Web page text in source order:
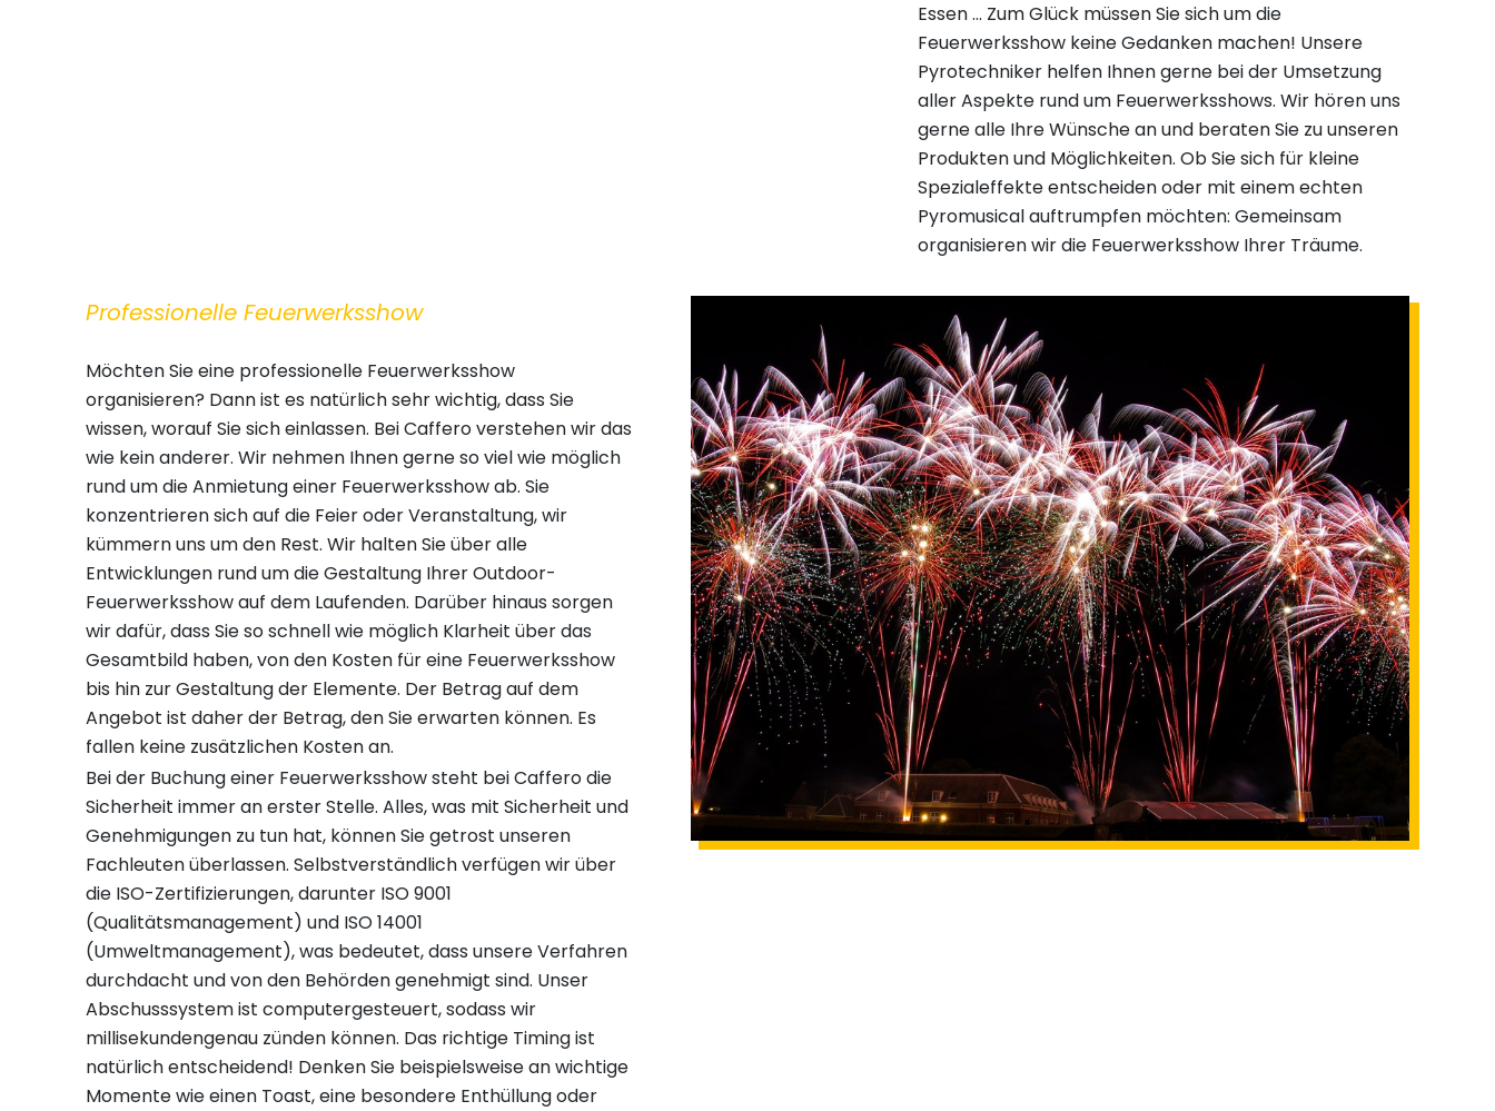
Essen ... Zum Glück müssen Sie sich um die
Feuerwerksshow keine Gedanken machen! Unsere
Pyrotechniker helfen Ihnen gerne bei der Umsetzung
aller Aspekte rund um Feuerwerksshows. Wir hören uns
gerne alle Ihre Wünsche an und beraten Sie zu unseren
Produkten und Möglichkeiten. Ob Sie sich für kleine
Spezialeffekte entscheiden oder mit einem echten
Pyromusical auftrumpfen möchten: Gemeinsam
organisieren wir die Feuerwerksshow Ihrer Träume.
Professionelle Feuerwerksshow
Möchten Sie eine professionelle Feuerwerksshow
organisieren? Dann ist es natürlich sehr wichtig, dass Sie
wissen, worauf Sie sich einlassen. Bei Caffero verstehen wir das
wie kein anderer. Wir nehmen Ihnen gerne so viel wie möglich
rund um die Anmietung einer Feuerwerksshow ab. Sie
konzentrieren sich auf die Feier oder Veranstaltung, wir
kümmern uns um den Rest. Wir halten Sie über alle
Entwicklungen rund um die Gestaltung Ihrer Outdoor-
Feuerwerksshow auf dem Laufenden. Darüber hinaus sorgen
wir dafür, dass Sie so schnell wie möglich Klarheit über das
Gesamtbild haben, von den Kosten für eine Feuerwerksshow
bis hin zur Gestaltung der Elemente. Der Betrag auf dem
Angebot ist daher der Betrag, den Sie erwarten können. Es
fallen keine zusätzlichen Kosten an.
Bei der Buchung einer Feuerwerksshow steht bei Caffero die
Sicherheit immer an erster Stelle. Alles, was mit Sicherheit und
Genehmigungen zu tun hat, können Sie getrost unseren
Fachleuten überlassen. Selbstverständlich verfügen wir über
die ISO-Zertifizierungen, darunter ISO 9001
(Qualitätsmanagement) und ISO 14001
(Umweltmanagement), was bedeutet, dass unsere Verfahren
durchdacht und von den Behörden genehmigt sind. Unser
Abschusssystem ist computergesteuert, sodass wir
millisekundengenau zünden können. Das richtige Timing ist
natürlich entscheidend! Denken Sie beispielsweise an wichtige
Momente wie einen Toast, eine besondere Enthüllung oder